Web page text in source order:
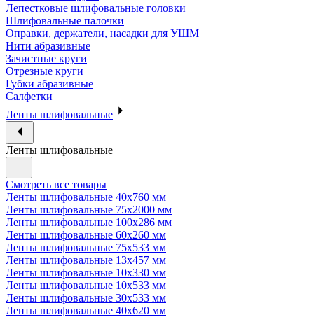
Лепестковые шлифовальные головки
Шлифовальные палочки
Оправки, держатели, насадки для УШМ
Нити абразивные
Зачистные круги
Отрезные круги
Губки абразивные
Салфетки
Ленты шлифовальные
Ленты шлифовальные
Смотреть все товары
Ленты шлифовальные 40х760 мм
Ленты шлифовальные 75х2000 мм
Ленты шлифовальные 100х286 мм
Ленты шлифовальные 60х260 мм
Ленты шлифовальные 75х533 мм
Ленты шлифовальные 13х457 мм
Ленты шлифовальные 10х330 мм
Ленты шлифовальные 10х533 мм
Ленты шлифовальные 30х533 мм
Ленты шлифовальные 40х620 мм